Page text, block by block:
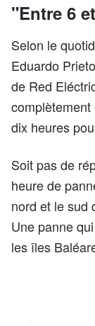
"Entre 6
Selon le
Eduardo
de Red
dix heures
Soit pas de
heure de
nord et le sud
Une panne
les îles